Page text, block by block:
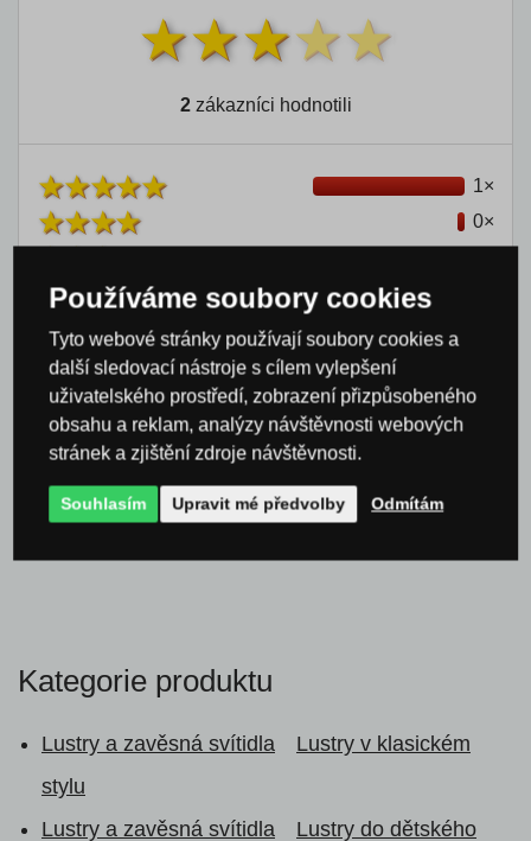
2zákazníci hodnotili
1×
0×
Jiri Werner
12. 9. 2025
Špatně zabalené produkt ,došel poničen a vrácen.
Kategorie produktu
Lustry a zavěsná svítidla
Lustry v klasickém
stylu
Lustry a zavěsná svítidla
Lustry do dětského
Používáme soubory cookies
Tyto webové stránky používají soubory cookies a
další sledovací nástroje s cílem vylepšení
uživatelského prostředí, zobrazení přizpůsobeného
obsahu a reklam, analýzy návštěvnosti webových
stránek a zjištění zdroje návštěvnosti.
Souhlasím Upravit mé předvolby Odmítám